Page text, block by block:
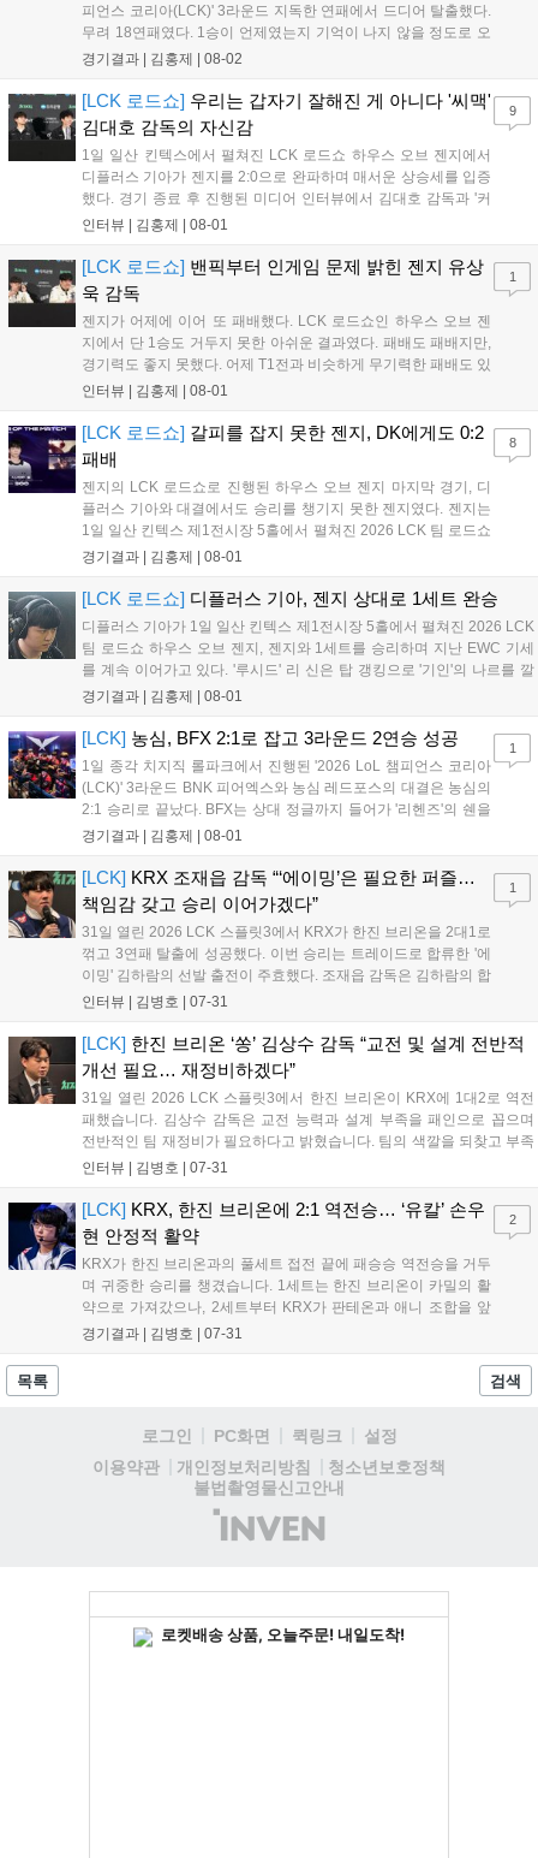
피언스 코리아(LCK)' 3라운드 지독한 연패에서 드디어 탈출했다.
무려 18연패였다. 1승이 언제였는지 기억이 나지 않을 정도로 오
래전이 맛봤던 승리의 달콤함을 3라운드 시작 후 두 번째 경기만
기록했고, DNS는 미드 전...
경기결과 | 김홍제 08-02
[LCK 로드쇼] 우리는 갑자기 잘해진 게 아니다 '씨맥'
김대호 감독의 자신감
1일 일산 킨텍스에서 펼쳐진 LCK 로드쇼 하우스 오브 젠지에서
디플러스 기아가 젠지를 2:0으로 완파하며 매서운 상승세를 입증
했다. 경기 종료 후 진행된 미디어 인터뷰에서 김대호 감독과 '커
리어' 오형석은 승리 소감과 함께 최근 눈부신 경기력 향상의 비
우스 오브 젠지에서 2:0으로 승리한...
인터뷰 | 김홍제 08-01
9
[LCK 로드쇼] 밴픽부터 인게임 문제 밝힌 젠지 유상
욱 감독
젠지가 어제에 이어 또 패배했다. LCK 로드쇼인 하우스 오브 젠
지에서 단 1승도 거두지 못한 아쉬운 결과였다. 패배도 패배지만,
경기력도 좋지 못했다. 어제 T1전과 비슷하게 무기력한 패배도 있
었고, 팀적인 움직임이 많이 둔해보이며 평소 알던 젠지의 모습은
이다. Q. 오늘 경기에 대한 총평...
인터뷰 | 김홍제 08-01
1
[LCK 로드쇼] 갈피를 잡지 못한 젠지, DK에게도 0:2
패배
젠지의 LCK 로드쇼로 진행된 하우스 오브 젠지 마지막 경기, 디
플러스 기아와 대결에서도 승리를 챙기지 못한 젠지였다. 젠지는
1일 일산 킨텍스 제1전시장 5홀에서 펼쳐진 2026 LCK 팀 로드쇼
하우스 오브 젠지 디플러스 기아와 3라운드 경기에서 0:2로 완패
부터 바텀, 탑 모두 교전이...
경기결과 | 김홍제 08-01
8
[LCK 로드쇼] 디플러스 기아, 젠지 상대로 1세트 완승
디플러스 기아가 1일 일산 킨텍스 제1전시장 5홀에서 펼쳐진 2026 LCK
팀 로드쇼 하우스 오브 젠지, 젠지와 1세트를 승리하며 지난 EWC 기세
를 계속 이어가고 있다. '루시드' 리 신은 탑 갱킹으로 '기인'의 나르를 깔
끔하게 잡았다. 그리고 '캐니언'의 스카너가 바텀으로 향했을 때 리 신이
경기결과 | 김홍제 08-01
[LCK] 농심, BFX 2:1로 잡고 3라운드 2연승 성공
1일 종각 치지직 롤파크에서 진행된 '2026 LoL 챔피언스 코리아
(LCK)' 3라운드 BNK 피어엑스와 농심 레드포스의 대결은 농심의
2:1 승리로 끝났다. BFX는 상대 정글까지 들어가 '리헨즈'의 쉔을
잡고 먼저 첫 킬을 따냈다. '랩터'의 자르반은 탑으로 향해 '킹겐'의
만 농심이 자르반...
경기결과 | 김홍제 08-01
1
[LCK] KRX 조재읍 감독 “‘에이밍’은 필요한 퍼즐…
책임감 갖고 승리 이어가겠다”
31일 열린 2026 LCK 스플릿3에서 KRX가 한진 브리온을 2대1로
꺾고 3연패 탈출에 성공했다. 이번 승리는 트레이드로 합류한 '에
이밍' 김하람의 선발 출전이 주효했다. 조재읍 감독은 김하람의 합
류가 팀의 미드-정글진에 큰 도움이 될 것이라며 만족감을 표했
기에서도 좋은 성적을 거두기 위해 철저히 준비하겠다는 포부를
밝혔다....
인터뷰 | 김병호 07-31
1
[LCK] 한진 브리온 ‘쏭’ 김상수 감독 “교전 및 설계 전반적
개선 필요… 재정비하겠다”
31일 열린 2026 LCK 스플릿3에서 한진 브리온이 KRX에 1대2로 역전
패했습니다. 김상수 감독은 교전 능력과 설계 부족을 패인으로 꼽으며
전반적인 팀 재정비가 필요하다고 밝혔습니다. 팀의 색깔을 되찾고 부족
한 점을 보완해 다음 경기에서는 반드시 발전된 모습으로 돌아오겠다고
분석과 회의를 통해 경기력을 개선하겠다는 의지를 보였습니다....
인터뷰 | 김병호 07-31
[LCK] KRX, 한진 브리온에 2:1 역전승… ‘유칼’ 손우
현 안정적 활약
KRX가 한진 브리온과의 풀세트 접전 끝에 패승승 역전승을 거두
며 귀중한 승리를 챙겼습니다. 1세트는 한진 브리온이 카밀의 활
약으로 가져갔으나, 2세트부터 KRX가 판테온과 애니 조합을 앞
세워 반격했습니다. 마지막 3세트에서 프로그의 슈퍼플레이로 승
유칼의 안정적인 활약이 돋보인 이번 경기는 향후 리그 순위 경쟁
경기결과 | 김병호 07-31
2
목록 검색
로그인 PC화면 퀵링크
설정
이용약관
개인정보처리방침
청소년보호정책
불법촬영물신고안내
(주)
인